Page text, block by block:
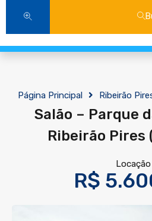
Página Principal Ribeirão
Salão – Parque
Ribeirão Pires
Locação
R$